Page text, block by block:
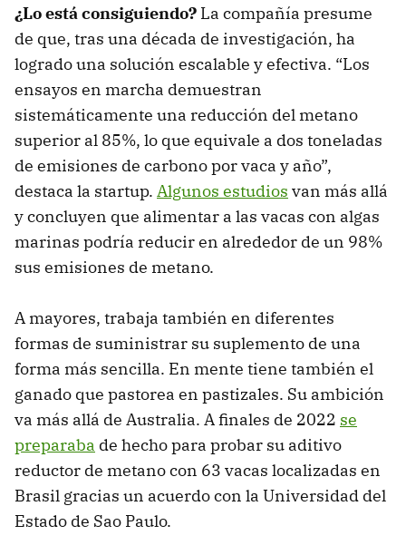
¿Lo está consiguiendo? La compañía presume
de que, tras una década de investigación, ha
logrado una solución escalable y efectiva. “Los
ensayos en marcha demuestran
sistemáticamente una reducción del metano
superior al 85%, lo que equivale a dos toneladas
de emisiones de carbono por vaca y año”,
destaca la startup. Algunos estudios van más allá
y concluyen que alimentar a las vacas con algas
marinas podría reducir en alrededor de un 98%
sus emisiones de metano.
A mayores, trabaja también en diferentes
formas de suministrar su suplemento de una
forma más sencilla. En mente tiene también el
ganado que pastorea en pastizales. Su ambición
va más allá de Australia. A finales de 2022 se
preparaba de hecho para probar su aditivo
reductor de metano con 63 vacas localizadas en
Brasil gracias un acuerdo con la Universidad del
Estado de Sao Paulo.